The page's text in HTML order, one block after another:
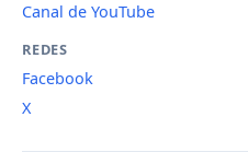
Canal de YouTube
REDES
Facebook
X